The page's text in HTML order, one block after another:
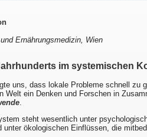
Ernährungsmedizin, Wien
im systemischen
uns, dass lokale Probleme schnell zu
Welt ein Denken und Forschen in
.
steht wesentlich unter
unter ökologischen Einflüssen, die